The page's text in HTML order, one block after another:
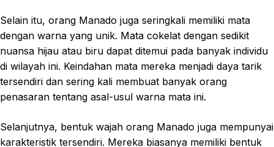
Selain itu, orang Manado juga seringkali memiliki mata
dengan warna yang unik. Mata cokelat dengan sedikit
nuansa hijau atau biru dapat ditemui pada banyak individu
di wilayah ini. Keindahan mata mereka menjadi daya tarik
tersendiri dan sering kali membuat banyak orang
penasaran tentang asal-usul warna mata ini.
Selanjutnya, bentuk wajah orang Manado juga mempunyai
karakteristik tersendiri. Mereka biasanya memiliki bentuk